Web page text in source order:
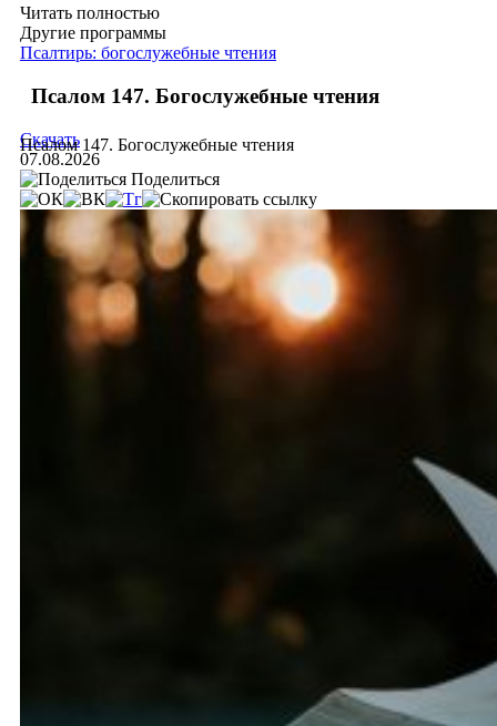
Читать полностью
Другие программы
Псалтирь: богослужебные чтения
Псалом 147. Богослужебные чтения
Псалом 147. Богослужебные чтения
Скачать
07.08.2026
Поделиться